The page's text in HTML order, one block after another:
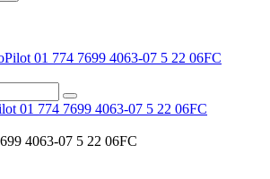
01 774 7699 4063-07 5 22 06FC
4063-07 5 22 06FC